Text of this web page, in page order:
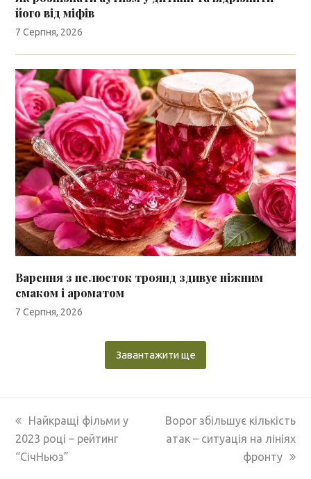
його від міфів
7 Серпня, 2026
Варення з пелюсток троянд здивує ніжним
смаком і ароматом
7 Серпня, 2026
Завантажити ще
previous
post:
Найкращі фільми у
2023 році – рейтинг
“СічНьюз”
next
post:
Ворог збільшує кількість
атак – ситуація на лініях
фронту